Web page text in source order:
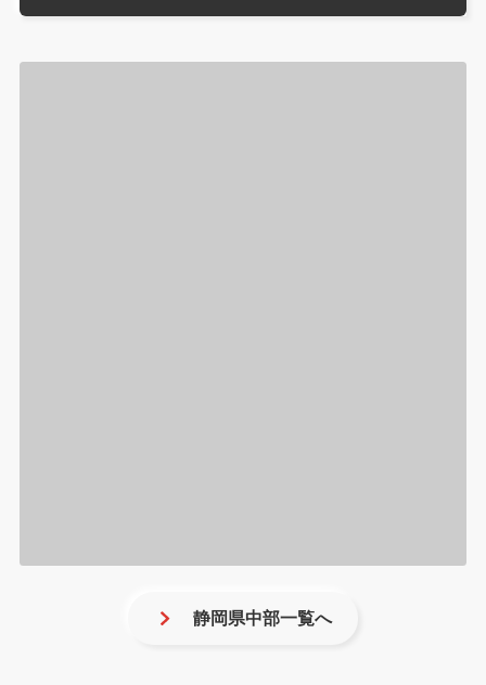
静岡県中部一覧へ